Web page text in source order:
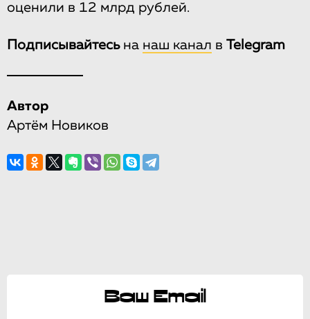
оценили в 12 млрд рублей.
Подписывайтесьна наш канал в Telegram
Автор
Артём Новиков
Ваш Email